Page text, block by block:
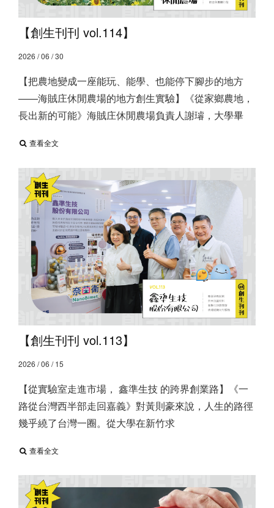
【創生刊刊 vol.114】
2026 / 06 / 30
【把農地變成一座能玩、能學、也能停下腳步的地方
——海賊庄休閒農場的地方創生實驗】 ​ 《從家鄉農地，
長出新的可能》 ​ 海賊庄休閒農場負責人謝璿，大學畢
查看全文
【創生刊刊 vol.113】
2026 / 06 / 15
【從實驗室走進市場， 鑫準生技 的跨界創業路】 ​ 《一
路從台灣西半部走回嘉義》 ​ 對黃則豪來說，人生的路徑
幾乎繞了台灣一圈。 ​ 從大學在新竹求
查看全文